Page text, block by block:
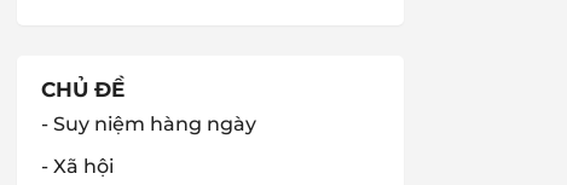
CHỦ ĐỀ
- Suy niệm hàng ngày
- Xã hội